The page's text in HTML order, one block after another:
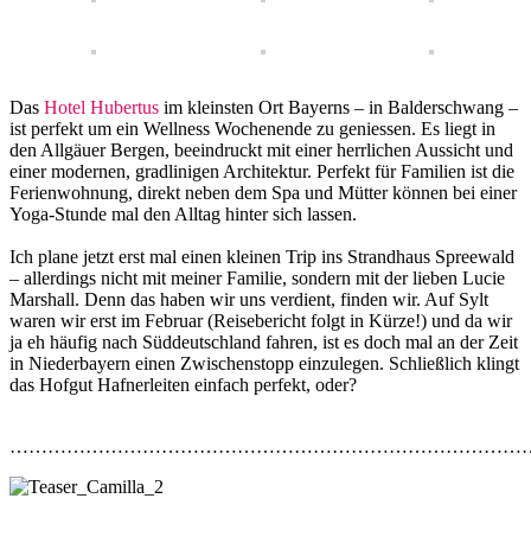
Das Hotel Hubertus im kleinsten Ort Bayerns – in Balderschwang –
ist perfekt um ein Wellness Wochenende zu geniessen. Es liegt in
den Allgäuer Bergen, beeindruckt mit einer herrlichen Aussicht und
einer modernen, gradlinigen Architektur. Perfekt für Familien ist die
Ferienwohnung, direkt neben dem Spa und Mütter können bei einer
Yoga-Stunde mal den Alltag hinter sich lassen.
Ich plane jetzt erst mal einen kleinen Trip ins Strandhaus Spreewald
– allerdings nicht mit meiner Familie, sondern mit der lieben Lucie
Marshall. Denn das haben wir uns verdient, finden wir. Auf Sylt
waren wir erst im Februar (Reisebericht folgt in Kürze!) und da wir
ja eh häufig nach Süddeutschland fahren, ist es doch mal an der Zeit
in Niederbayern einen Zwischenstopp einzulegen. Schließlich klingt
das Hofgut Hafnerleiten einfach perfekt, oder?